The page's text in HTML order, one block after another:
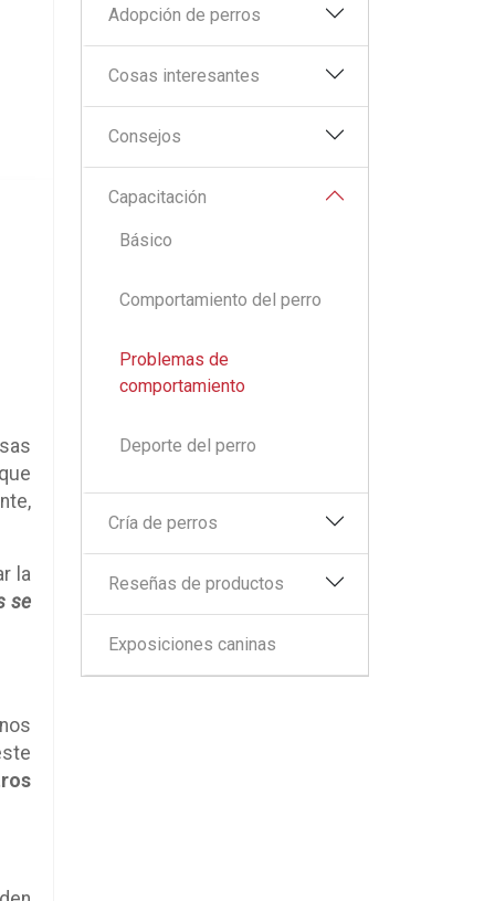
la
se
Adopción de perros
Cosas interesantes
Consejos
Capacitación
Básico
Comportamiento del perro
Problemas de
comportamiento
Deporte del perro
Cría de perros
Reseñas de productos
Exposiciones caninas